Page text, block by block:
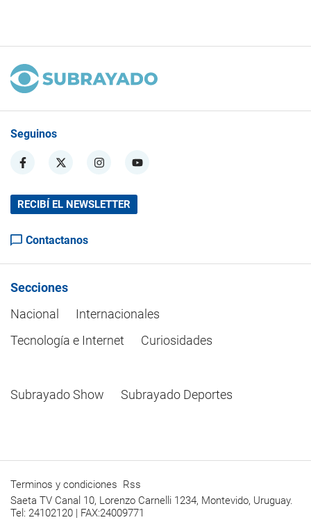
Seguinos
RECIBÍ EL NEWSLETTER
Contactanos
Secciones
Nacional
Internacionales
Tecnología e Internet
Curiosidades
Subrayado Show Subrayado Deportes
Terminos y condiciones Rss
Saeta TV Canal 10, Lorenzo Carnelli 1234, Montevido, Uruguay.
Tel: 24102120 | FAX:24009771